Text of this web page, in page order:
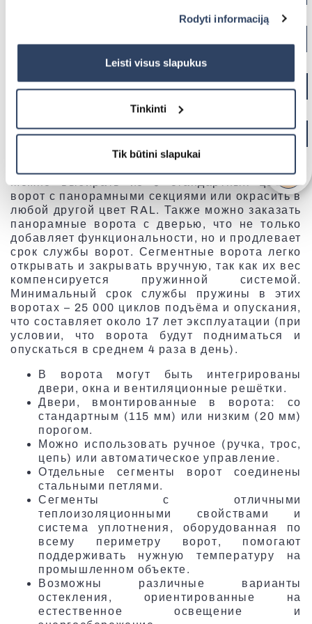
paspauskite mygtuką „Rodyti informaciją“ šioje juostoje.
Daugiau informacijos rasite UAB „Dextera“ Slapukų
Rodyti informaciją
Leisti visus slapukus
Tinkinti
Tik būtini slapukai
Фасадные роллеты
Роллеты
Жалюзи плиссе для мансардных окон
Жалюзи в скандинавском стиле
Электрические карнизы
Все умные системы
Дверные москитные сетки
Антиаллергенные москитные сетки
Все москитные сетки
Противопожарные ворота
Вертикальные маркизы
Все маркизы
Все перголы
BBQ пергола
Уличные конструкции
освещение и идеально подходят для
сегменты изготавливаются из
прозрачными акриловыми вставками.
Использование специальных алюминиевых
ворот на 40% по сравнению с обычными
панорамными воротами.
ворот с панорамными секциями или окрасить в
любой другой цвет RAL. Также можно заказать
панорамные ворота с дверью, что не только
добавляет функциональности, но и продлевает
срок службы ворот. Сегментные ворота легко
открывать и закрывать вручную, так как их вес
компенсируется пружинной системой.
Минимальный срок службы пружины в этих
воротах – 25 000 циклов подъёма и опускания,
что составляет около 17 лет эксплуатации (при
условии, что ворота будут подниматься и
опускаться в среднем 4 раза в день).
В ворота могут быть интегрированы
двери, окна и вентиляционные решётки.
Двери, вмонтированные в ворота: со
стандартным (115 мм) или низким (20 мм)
порогом.
Можно использовать ручное (ручка, трос,
цепь) или автоматическое управление.
Отдельные сегменты ворот соединены
стальными петлями.
Сегменты с отличными
теплоизоляционными свойствами и
система уплотнения, оборудованная по
всему периметру ворот, помогают
поддерживать нужную температуру на
промышленном объекте.
Возможны различные варианты
остекления, ориентированные на
естественное освещение и